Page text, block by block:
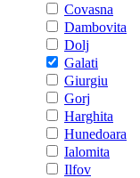
Covasna
Dambovita
Dolj
Galati
Giurgiu
Gorj
Harghita
Hunedoara
Ialomita
Ilfov